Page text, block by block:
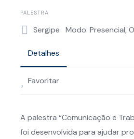
PALESTRA
Sergipe Modo: Presencial,
Detalhes
Favoritar
A palestra “Comunicação e
foi desenvolvida para ajudar